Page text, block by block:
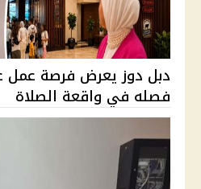
دبل دوز يعرض فرصة عمل
فصله في واقعة الصلاة